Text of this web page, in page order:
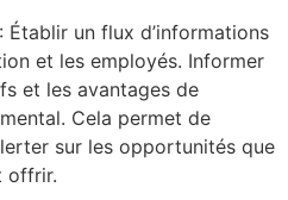
: Établir un flux d’informations
et les employés. Informer
et les avantages de
Cela permet de
sur les opportunités que
offrir.